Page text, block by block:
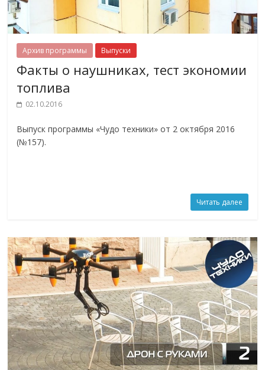
Архив программы Выпуски
Факты о наушниках, тест экономии
топлива
02.10.2016
Выпуск программы «Чудо техники» от 2 октября 2016
(№157).
Читать далее